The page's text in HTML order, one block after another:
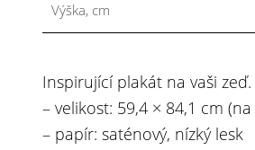
Výška, cm
Inspirující plakát na vaši zeď.
– velikost: 59,4 × 84,1 cm (na
– papír: saténový, nízký lesk